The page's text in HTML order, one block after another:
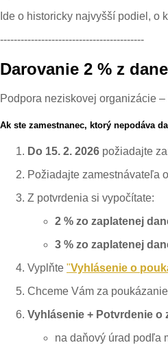
Ide o historicky najvyšší podiel, o
------------------------------------------
Darovanie 2 % z
Podpora neziskovej organizácie
Ak ste zamestnanec, ktorý nepodáva
Do 15. 2. 2026 požiadajte
Požiadajte zamestnávateľa
Z potvrdenia si vypočítate:
2 % zo zaplatenej
3 % zo zaplatenej
Vyplňte "Vyhlásenie o
Chceme Vám za
Vyhlásenie + Potvrdenie o
na daňový úrad podľa